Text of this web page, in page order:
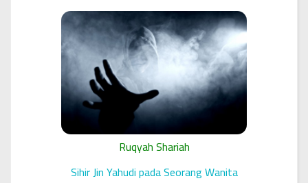
Ruqyah Shariah
Sihir Jin Yahudi pada Seorang Wanita